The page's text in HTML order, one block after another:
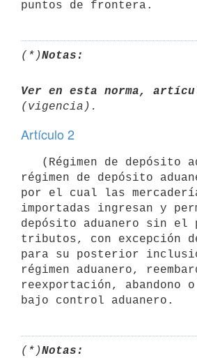
(*)Notas:
Ver en esta norma,
Artículo 2
régimen de depósito
por el cual las
importadas ingresan y
depósito aduanero sin el
tributos, con excepción
para su posterior
régimen aduanero,
reexportación, abandono
(*)Notas: